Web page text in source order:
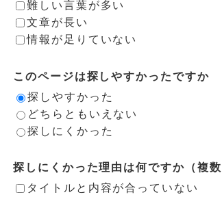
難しい言葉が多い
文章が長い
情報が足りていない
このページは探しやすかったですか
探しやすかった
どちらともいえない
探しにくかった
探しにくかった理由は何ですか（複数
タイトルと内容が合っていない